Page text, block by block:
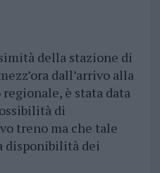
della stazione di
dall’arrivo alla
è stata data
di
treno ma che tale
disponibilità dei